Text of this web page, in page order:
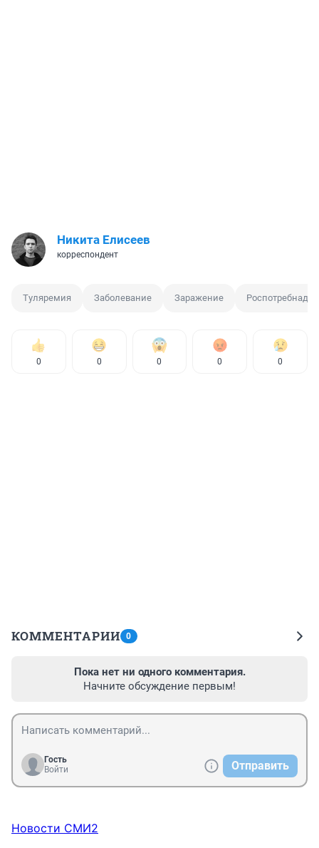
Никита Елисеев
корреспондент
Туляремия Заболевание Заражение
0 0 0 0 0
КОММЕНТАРИИ 0
Пока нет ни одного комментария.
Начните обсуждение первым!
Гость
Войти
Отправить
Новости СМИ2